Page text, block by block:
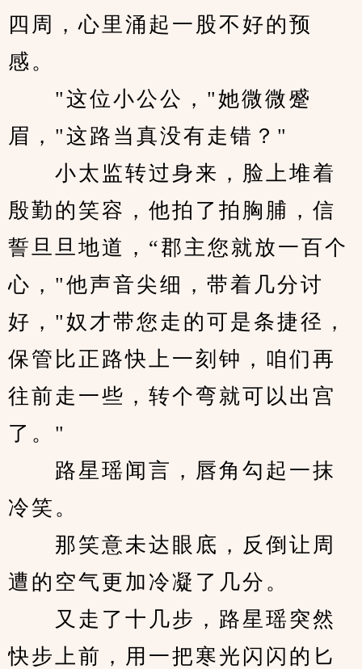
四周，心里涌起一股不好的预
感。
"这位小公公，"她微微蹙
眉，"这路当真没有走错？"
小太监转过身来，脸上堆着
殷勤的笑容，他拍了拍胸脯，信
誓旦旦地道，“郡主您就放一百个
心，"他声音尖细，带着几分讨
好，"奴才带您走的可是条捷径，
保管比正路快上一刻钟，咱们再
往前走一些，转个弯就可以出宫
了。"
路星瑶闻言，唇角勾起一抹
冷笑。
那笑意未达眼底，反倒让周
遭的空气更加冷凝了几分。
又走了十几步，路星瑶突然
快步上前，用一把寒光闪闪的匕